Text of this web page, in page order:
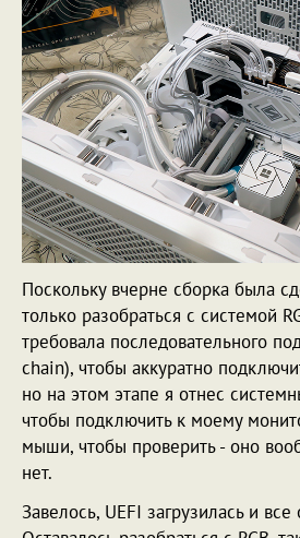
Поскольку вчерне сборка была
только разобраться с системой
требовала последовательного
chain), чтобы аккуратно
но на этом этапе я отнес
чтобы подключить к моему
мыши, чтобы проверить - оно
нет.
Завелось, UEFI загрузилась и